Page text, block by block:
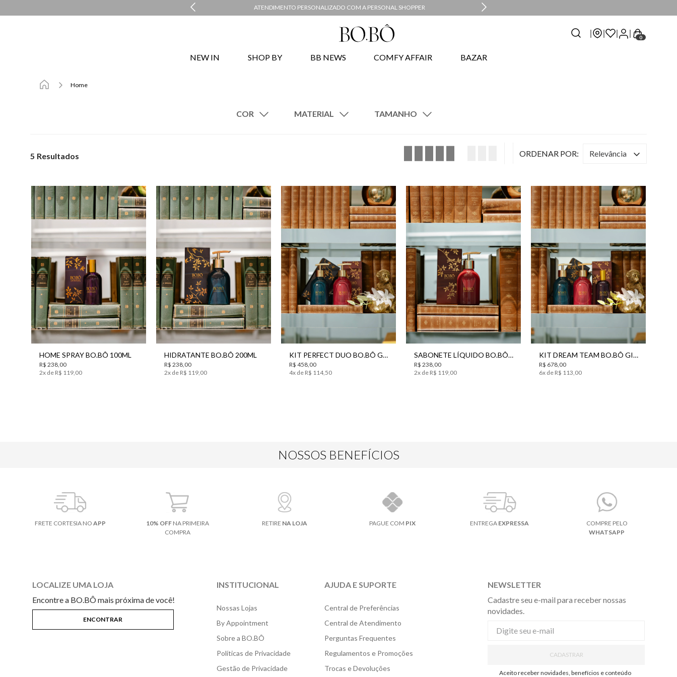
ATENDIMENTO PERSONALIZADO COM A PERSONAL SHOPPER
0
NEW IN SHOP BY BB NEWS COMFY AFFAIR BAZAR
Home
MATERIAL
5 relevância
UN
HOME SPRAY BO.BÔ 100ML
R$ 238, 00
2x de R$ 119, 00
UN
HIDRATANTE BO.BÔ 200ML
R$ 238, 00
2x de R$ 119, 00
KIT PERFECT DUO BO.BÔ GIFT SET
R$ 458, 00
4x de R$ 114, 50
UN
SABONETE LÍQUIDO BO.BÔ 200ML
R$ 238, 00
2x de R$ 119, 00
KIT DREAM TEAM BO.BÔ GIFT SET
R$ 678, 00
6x de R$ 113 00
NOSSOS BENEFÍCIOS
FRETE CORTESIA NO APP 10% OFFNA PRIMEIRA
COMPRA
RETIRE NA LOJA PAGUE COM PIX ENTREGA EXPRESSA
COMPRE PELO
WHATSAPP
LOCALIZE UMA LOJA
Encontre a BO.BÔ mais próxima de você!
INSTITUCIONAL
Nossas Lojas
By Appointment
Sobre a BO.BÔ
Políticas de Privacidade
Gestão de Privacidade
AJUDA E SUPORTE
Central de Preferências
Central de Atendimento
Perguntas Frequentes
Regulamentos e Promoções
Trocas e Devoluções
NEWSLETTER
Cadastre seu e-mail para receber nossas
novidades.
CADASTRAR
Aceito receber novidades, benefícios e conteúdo